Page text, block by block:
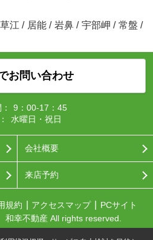
草江 / 居能 / 岩鼻 / 宇部岬 / 常盤 /
お問い合わせ
9：00-17：45
水曜日・祝日
会社概要
来店予約
規約 アクセスマップ
PCサイト
幸不動産 All rights reserved.